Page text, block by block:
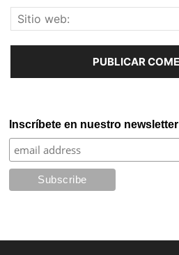
Inscríbete en nuestro newsletter